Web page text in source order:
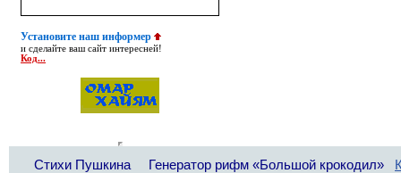
Установите наш информер
и сделайте ваш сайт интересней!
Код...
Стихи Пушкина Генератор рифм «Большой крокодил»